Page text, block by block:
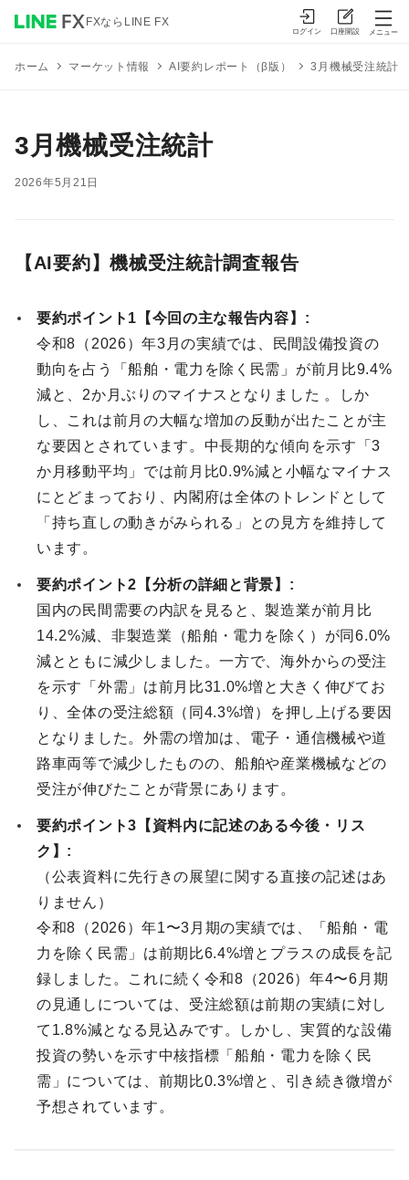
ホーム マーケット情報 AI要約レポート（β版） 3月機械受注統計
3月機械受注統計
2026年5月21日
【AI要約】機械受注統計調査報告
要約ポイント1【今回の主な報告内容】:
令和8（2026）年3月の実績では、民間設備投資の
動向を占う「船舶・電力を除く民需」が前月比9.4%
減と、2か月ぶりのマイナスとなりました 。しか
し、これは前月の大幅な増加の反動が出たことが主
な要因とされています。中長期的な傾向を示す「3
か月移動平均」では前月比0.9%減と小幅なマイナス
にとどまっており、内閣府は全体のトレンドとして
「持ち直しの動きがみられる」との見方を維持して
います。
要約ポイント2【分析の詳細と背景】:
国内の民間需要の内訳を見ると、製造業が前月比
14.2%減、非製造業（船舶・電力を除く）が同6.0%
減とともに減少しました。一方で、海外からの受注
を示す「外需」は前月比31.0%増と大きく伸びてお
り、全体の受注総額（同4.3%増）を押し上げる要因
となりました。外需の増加は、電子・通信機械や道
路車両等で減少したものの、船舶や産業機械などの
受注が伸びたことが背景にあります。
要約ポイント3【資料内に記述のある今後・リス
ク】:
（公表資料に先行きの展望に関する直接の記述はあ
りません）
令和8（2026）年1〜3月期の実績では、「船舶・電
力を除く民需」は前期比6.4%増とプラスの成長を記
録しました。これに続く令和8（2026）年4〜6月期
の見通しについては、受注総額は前期の実績に対し
て1.8%減となる見込みです。しかし、実質的な設備
投資の勢いを示す中核指標「船舶・電力を除く民
需」については、前期比0.3%増と、引き続き微増が
予想されています。
FXならLINE FX
ログイン 口座開設 メニュー